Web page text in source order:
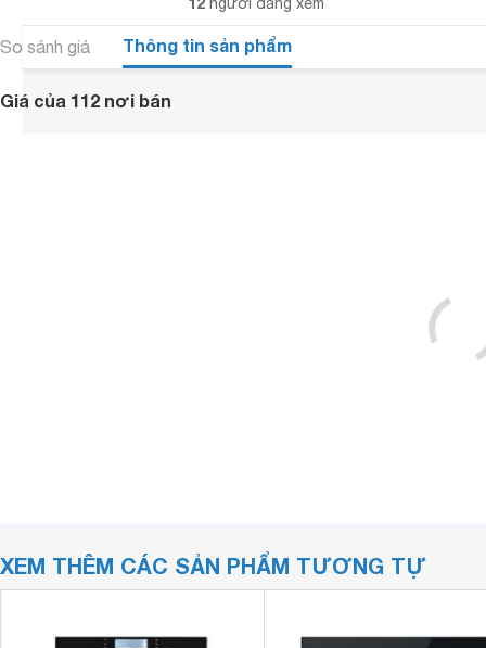
So sánh giá Thông tin sản phẩm
Giá của 112 nơi bán
XEM THÊM CÁC SẢN PHẨM TƯƠNG TỰ